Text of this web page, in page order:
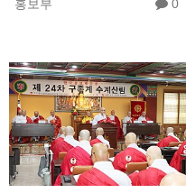
홍보부 0